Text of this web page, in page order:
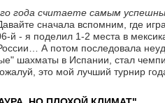
года считаете самым
сначала вспомним, где
й - я поделил 1-2 места в
А потом последовала
шахматы в Испании, стал
это мой лучший турнир